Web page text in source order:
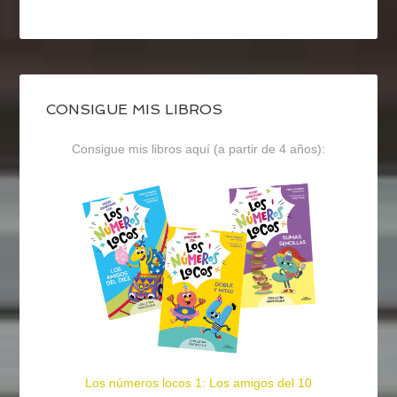
CONSIGUE MIS LIBROS
Consigue mis libros aquí (a partir de 4 años):
Los números locos 1: Los amigos del 10